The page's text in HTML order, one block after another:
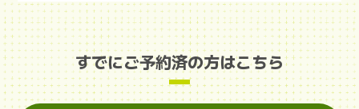
すでにご予約済の方はこちら